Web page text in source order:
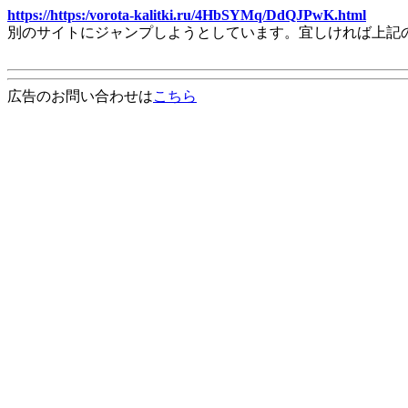
https://https:/vorota-kalitki.ru/4HbSYMq/DdQJPwK.html
別のサイトにジャンプしようとしています。宜しければ上
広告のお問い合わせはこちら